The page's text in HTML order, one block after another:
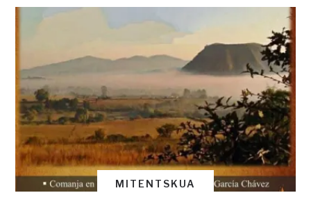
MITENTSKUA